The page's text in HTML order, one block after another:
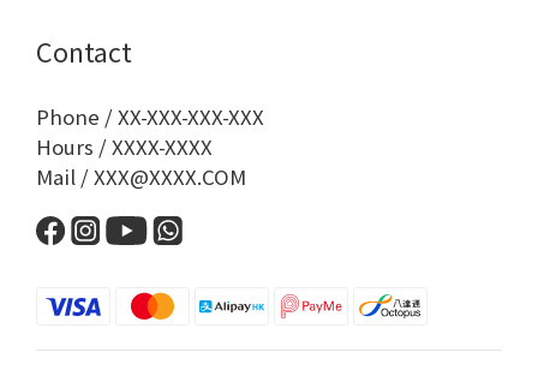
Contact
Phone / XX-XXX-XXX-XXX
Hours / XXXX-XXXX
Mail / XXX@XXXX.COM